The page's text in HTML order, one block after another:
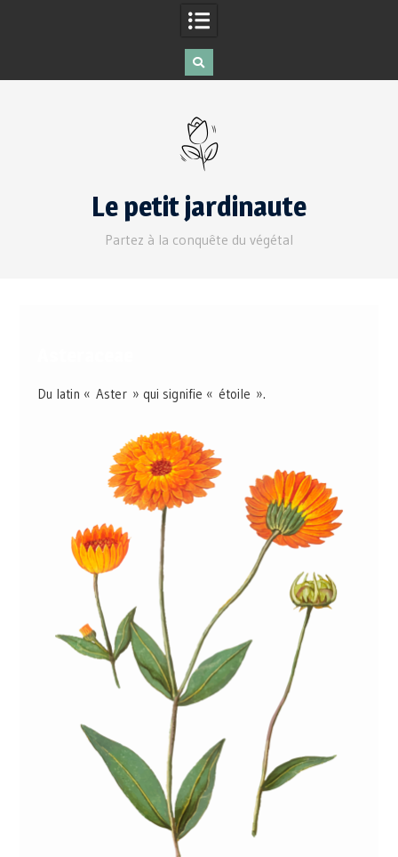
Le petit jardinaute
Partez à la conquête du végétal
Du latin « Aster » qui signifie « étoile ».